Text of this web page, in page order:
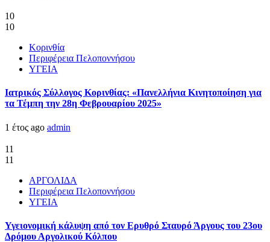
10
10
Κορινθία
Περιφέρεια Πελοποννήσου
ΥΓΕΙΑ
Ιατρικός Σύλλογος Κορινθίας: «Πανελλήνια Κινητοποίηση για
τα Τέμπη την 28η Φεβρουαρίου 2025»
1 έτος ago admin
11
11
ΑΡΓΟΛΙΔΑ
Περιφέρεια Πελοποννήσου
ΥΓΕΙΑ
Υγειονομική κάλυψη από τον Ερυθρό Σταυρό Άργους του 23ου
Δρόμου Αργολικού Κόλπου